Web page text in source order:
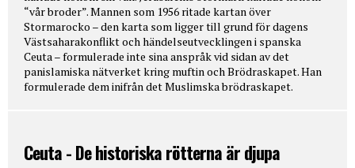
“vår broder”. Mannen som 1956 ritade kartan över
Stormarocko – den karta som ligger till grund för dagens
Västsaharakonflikt och händelseutvecklingen i spanska
Ceuta – formulerade inte sina anspråk vid sidan av det
panislamiska nätverket kring muftin och Brödraskapet. Han
formulerade dem inifrån det Muslimska brödraskapet.
Ceuta - De historiska rötterna är djupa